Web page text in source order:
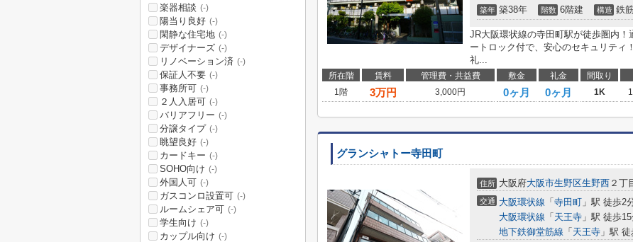
築年 築38年 階数 6階建 構造 鉄
JR大阪環状線の寺田町駅が徒歩圏内
ートロック付で、安心のセキュリティ
礼...
所在階 賃料 管理費・共益費 敷金 礼金 間取り
1階
3万円 3,000円 0ヶ月 0ヶ月 1K
グランシャトー寺田町
住所 大阪府大阪市生野区生野西 ２丁
交通 大阪環状線 「 寺田町 」駅 徒歩2
大阪環状線 「 天王寺 」駅 徒歩
地下鉄御堂筋線 「 天王寺 」駅
楽器相談 (-)
陽当り良好 (-)
閑静な住宅地 (-)
デザイナーズ (-)
リノベーション済 (-)
保証人不要 (-)
事務所可 (-)
２人入居可 (-)
バリアフリー (-)
分譲タイプ (-)
眺望良好 (-)
カードキー (-)
SOHO向け (-)
外国人可 (-)
ガスコンロ設置可 (-)
ルームシェア可 (-)
学生向け (-)
カップル向け (-)